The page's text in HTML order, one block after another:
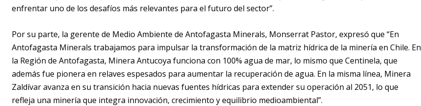
enfrentar uno de los desafíos más relevantes para el futuro del sector”.
Por su parte, la gerente de Medio Ambiente de Antofagasta Minerals, Monserrat Pastor, expresó que “En
Antofagasta Minerals trabajamos para impulsar la transformación de la matriz hídrica de la minería en Chile. En
la Región de Antofagasta, Minera Antucoya funciona con 100% agua de mar, lo mismo que Centinela, que
además fue pionera en relaves espesados para aumentar la recuperación de agua. En la misma línea, Minera
Zaldívar avanza en su transición hacia nuevas fuentes hídricas para extender su operación al 2051, lo que
refleja una minería que integra innovación, crecimiento y equilibrio medioambiental”.